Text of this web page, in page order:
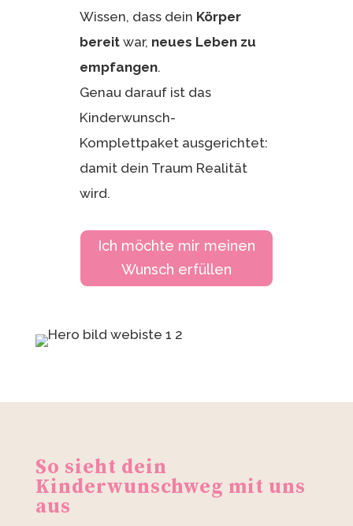
Wissen, dass dein Körper
bereitwar, neues Leben zu
empfangen.
Genau darauf ist das
Kinderwunsch-
Komplettpaket ausgerichtet:
damit dein Traum Realität
wird.
Ich möchte mir meinen
Wunsch erfüllen
So sieht dein
Kinderwunschweg mit uns
aus